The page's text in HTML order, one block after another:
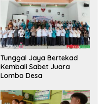
Tunggal Jaya Bertekad
Kembali Sabet Juara
Lomba Desa